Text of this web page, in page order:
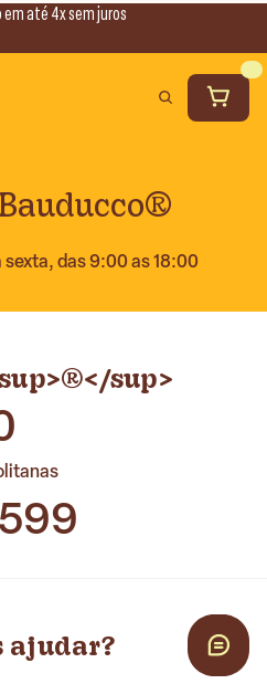
até 4x sem juros
das 9:00 as 18:00
sup>
ajudar?